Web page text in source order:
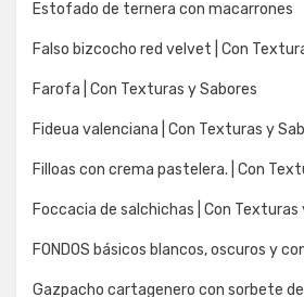
Estofado de ternera con macarrones
Falso bizcocho red velvet | Con
Farofa | Con Texturas y Sabores
Fideua valenciana | Con Texturas y
Filloas con crema pastelera. | Con
Foccacia de salchichas | Con Texturas
FONDOS básicos blancos, oscuros y
Gazpacho cartagenero con sorbete